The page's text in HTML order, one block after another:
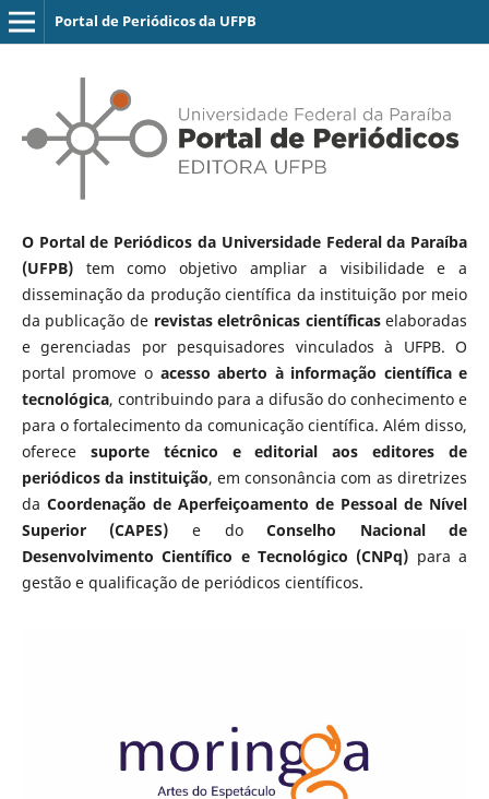
Portal de Periódicos da UFPB
O Portal de Periódicos da Universidade Federal da Paraíba
(UFPB)tem como objetivo ampliar a visibilidade e a
disseminação da produção científica da instituição por meio
da publicação de revistas eletrônicas científicaselaboradas
e gerenciadas por pesquisadores vinculados à UFPB. O
portal promove o acesso aberto à informação científica e
tecnológica, contribuindo para a difusão do conhecimento e
para o fortalecimento da comunicação científica. Além disso,
oferece suporte técnico e editorial aos editores de
periódicos da instituição, em consonância com as diretrizes
da Coordenação de Aperfeiçoamento de Pessoal de Nível
Superior (CAPES) e doConselho Nacional de
Desenvolvimento Científico e Tecnológico (CNPq) para a
gestão e qualificação de periódicos científicos.